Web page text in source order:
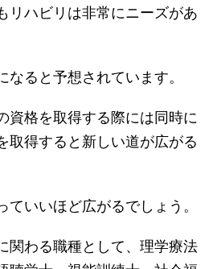
リハビリは非常にニーズがあ
ると予想されています。
資格を取得する際には同時に
取得すると新しい道が広がる
いいほど広がるでしょう。
関わる職種として、理学療法